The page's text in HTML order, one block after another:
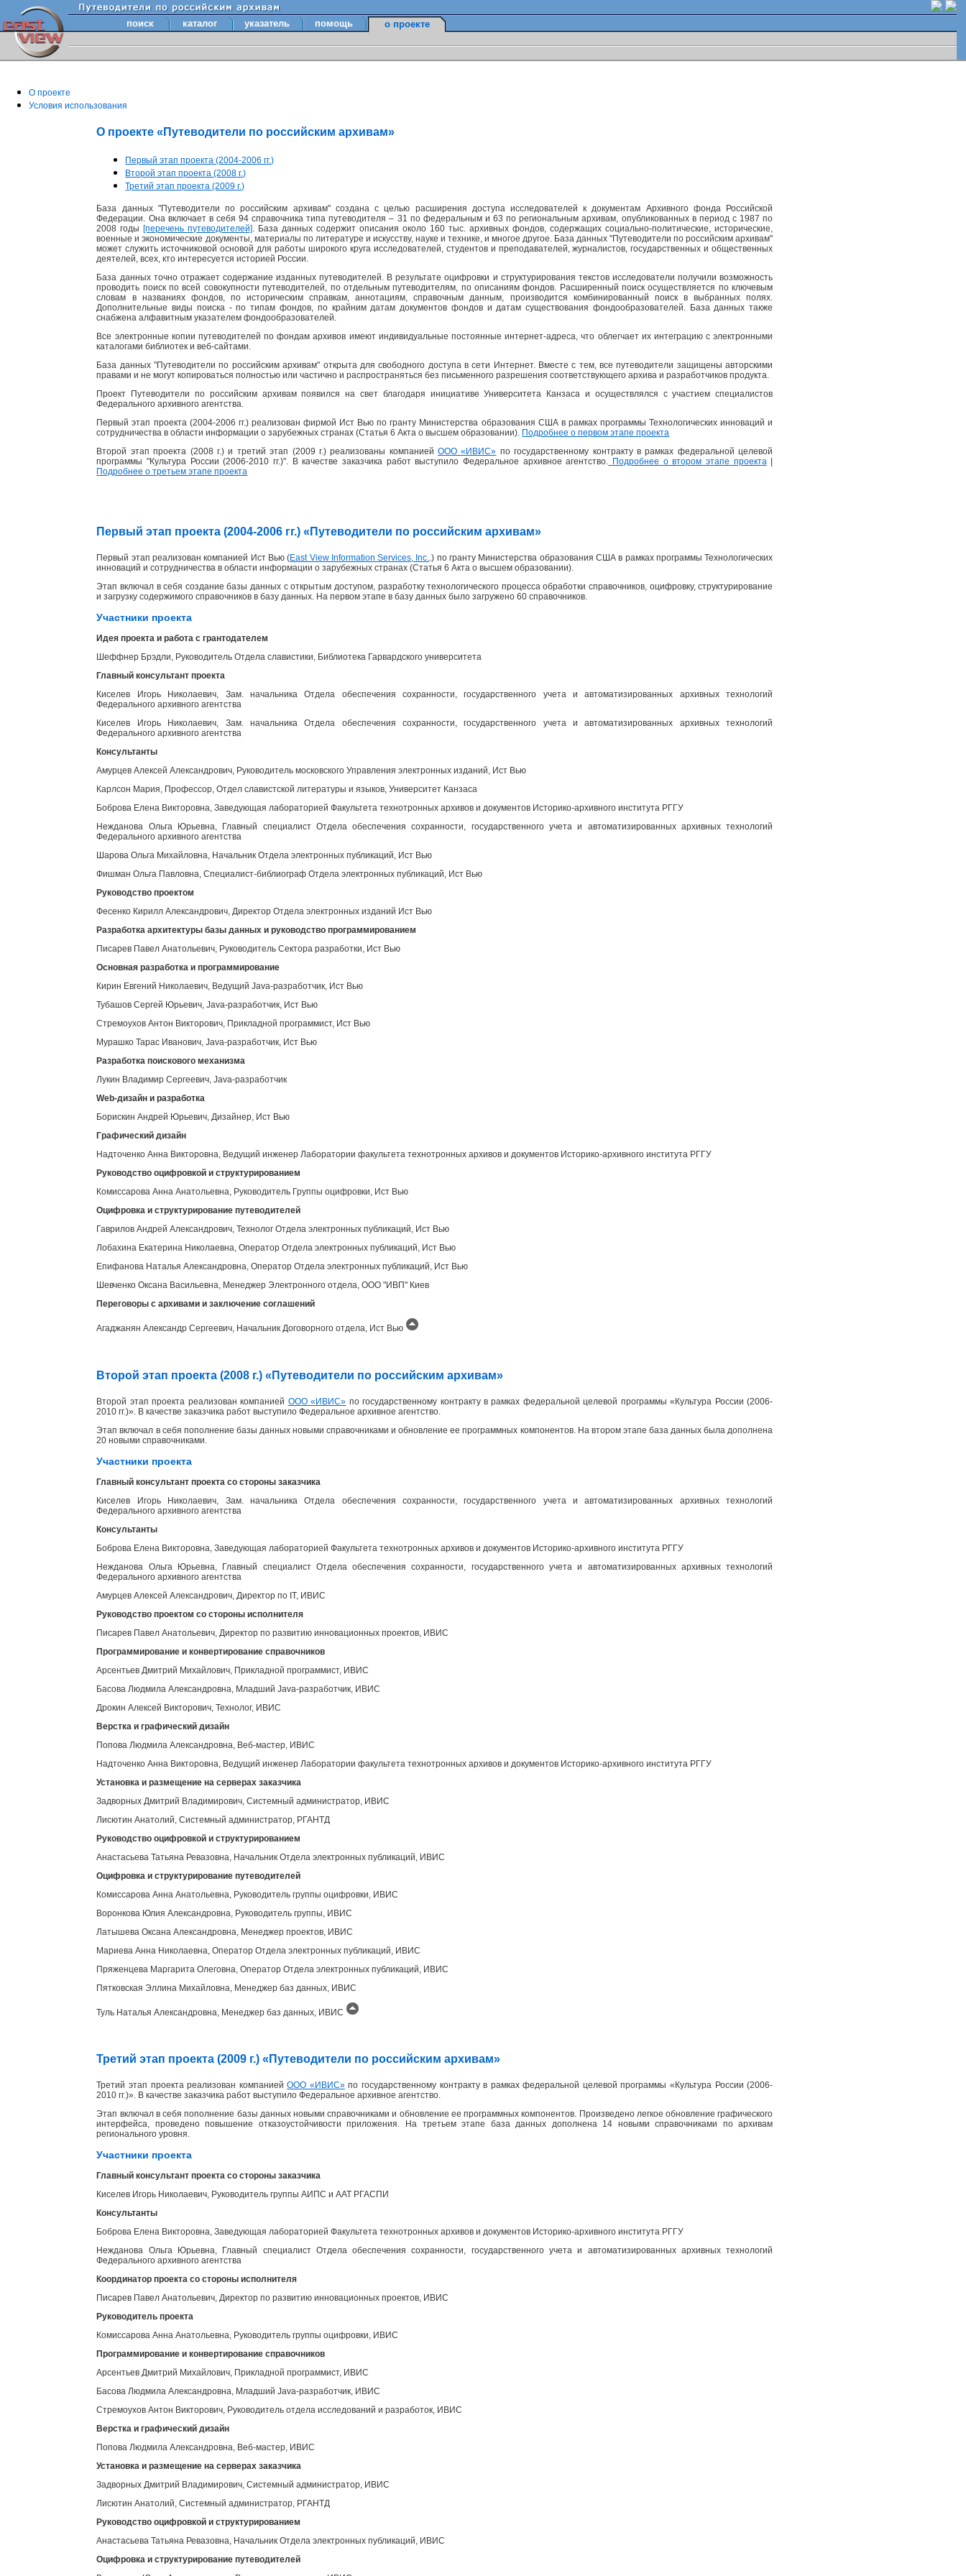
поиск каталог указатель помощь о проекте
О проекте
Условия использования
О проекте «Путеводители по российским архивам»
Первый этап проекта (2004-2006 гг.)
Второй этап проекта (2008 г.)
Третий этап проекта (2009 г.)
База данных "Путеводители по российским архивам" создана с целью расширения доступа исследователей к документам Архивного фонда Российской
Федерации. Она включает в себя 94 справочника типа путеводителя – 31 по федеральным и 63 по региональным архивам, опубликованных в период с 1987 по
2008 годы [перечень путеводителей]. База данных содержит описания около 160 тыс. архивных фондов, содержащих социально-политические, исторические,
военные и экономические документы, материалы по литературе и искусству, науке и технике, и многое другое. База данных "Путеводители по российским архивам"
может служить источниковой основой для работы широкого круга исследователей, студентов и преподавателей, журналистов, государственных и общественных
деятелей, всех, кто интересуется историей России.
База данных точно отражает содержание изданных путеводителей. В результате оцифровки и структурирования текстов исследователи получили возможность
проводить поиск по всей совокупности путеводителей, по отдельным путеводителям, по описаниям фондов. Расширенный поиск осуществляется по ключевым
словам в названиях фондов, по историческим справкам, аннотациям, справочным данным, производится комбинированный поиск в выбранных полях.
Дополнительные виды поиска - по типам фондов, по крайним датам документов фондов и датам существования фондообразователей. База данных также
снабжена алфавитным указателем фондообразователей.
Все электронные копии путеводителей по фондам архивов имеют индивидуальные постоянные интернет-адреса, что облегчает их интеграцию с электронными
каталогами библиотек и веб-сайтами.
База данных "Путеводители по российским архивам" открыта для свободного доступа в сети Интернет. Вместе с тем, все путеводители защищены авторскими
правами и не могут копироваться полностью или частично и распространяться без письменного разрешения соответствующего архива и разработчиков продукта.
Проект Путеводители по российским архивам появился на свет благодаря инициативе Университета Канзаса и осуществлялся с участием специалистов
Федерального архивного агентства.
Первый этап проекта (2004-2006 гг.) реализован фирмой Ист Вью по гранту Министерства образования США в рамках программы Технологических инноваций и
сотрудничества в области информации о зарубежных странах (Статья 6 Акта о высшем образовании). Подробнее о первом этапе проекта
Второй этап проекта (2008 г.) и третий этап (2009 г.) реализованы компаниейООО «ИВИС» по государственному контракту в рамках федеральной целевой
программы "Культура России (2006-2010 гг.)". В качестве заказчика работ выступило Федеральное архивное агентство. Подробнее о втором этапе проекта|
Подробнее о третьем этапе проекта
Первый этап проекта (2004-2006 гг.) «Путеводители по российским архивам»
Первый этап реализован компанией Ист Вью (East View Information Services, Inc. .) по гранту Министерства образования США в рамках программы Технологических
инноваций и сотрудничества в области информации о зарубежных странах (Статья 6 Акта о высшем образовании).
Этап включал в себя создание базы данных с открытым доступом, разработку технологического процесса обработки справочников, оцифровку, структурирование
и загрузку содержимого справочников в базу данных. На первом этапе в базу данных было загружено 60 справочников.
Участники проекта
Идея проекта и работа с грантодателем
Шеффнер Брэдли, Руководитель Отдела славистики, Библиотека Гарвардского университета
Главный консультант проекта
Киселев Игорь Николаевич, Зам. начальника Отдела обеспечения сохранности, государственного учета и автоматизированных архивных технологий
Федерального архивного агентства
Киселев Игорь Николаевич, Зам. начальника Отдела обеспечения сохранности, государственного учета и автоматизированных архивных технологий
Федерального архивного агентства
Консультанты
Амурцев Алексей Александрович, Руководитель московского Управления электронных изданий, Ист Вью
Карлсон Мария, Профессор, Отдел славистской литературы и языков, Университет Канзаса
Боброва Елена Викторовна, Заведующая лабораторией Факультета технотронных архивов и документов Историко-архивного института РГГУ
Нежданова Ольга Юрьевна, Главный специалист Отдела обеспечения сохранности, государственного учета и автоматизированных архивных технологий
Федерального архивного агентства
Шарова Ольга Михайловна, Начальник Отдела электронных публикаций, Ист Вью
Фишман Ольга Павловна, Специалист-библиограф Отдела электронных публикаций, Ист Вью
Руководство проектом
Фесенко Кирилл Александрович, Директор Отдела электронных изданий Ист Вью
Разработка архитектуры базы данных и руководство программированием
Писарев Павел Анатольевич, Руководитель Сектора разработки, Ист Вью
Основная разработка и программирование
Кирин Евгений Николаевич, Ведущий Java-разработчик, Ист Вью
Тубашов Сергей Юрьевич, Java-разработчик, Ист Вью
Стремоухов Антон Викторович, Прикладной программист, Ист Вью
Мурашко Тарас Иванович, Java-разработчик, Ист Вью
Разработка поискового механизма
Лукин Владимир Сергеевич, Java-разработчик
Web-дизайн и разработка
Борискин Андрей Юрьевич, Дизайнер, Ист Вью
Графический дизайн
Надточенко Анна Викторовна, Ведущий инженер Лаборатории факультета технотронных архивов и документов Историко-архивного института РГГУ
Руководство оцифровкой и структурированием
Комиссарова Анна Анатольевна, Руководитель Группы оцифровки, Ист Вью
Оцифровка и структурирование путеводителей
Гаврилов Андрей Александрович, Технолог Отдела электронных публикаций, Ист Вью
Лобахина Екатерина Николаевна, Оператор Отдела электронных публикаций, Ист Вью
Епифанова Наталья Александровна, Оператор Отдела электронных публикаций, Ист Вью
Шевченко Оксана Васильевна, Менеджер Электронного отдела, OOO "ИВП" Киев
Переговоры с архивами и заключение соглашений
Агаджанян Александр Сергеевич, Начальник Договорного отдела, Ист Вью
Второй этап проекта (2008 г.) «Путеводители по российским архивам»
Второй этап проекта реализован компанией ООО «ИВИС» по государственному контракту в рамках федеральной целевой программы «Культура России (2006-
2010 гг.)». В качестве заказчика работ выступило Федеральное архивное агентство.
Этап включал в себя пополнение базы данных новыми справочниками и обновление ее программных компонентов. На втором этапе база данных была дополнена
20 новыми справочниками.
Участники проекта
Главный консультант проекта со стороны заказчика
Киселев Игорь Николаевич, Зам. начальника Отдела обеспечения сохранности, государственного учета и автоматизированных архивных технологий
Федерального архивного агентства
Консультанты
Боброва Елена Викторовна, Заведующая лабораторией Факультета технотронных архивов и документов Историко-архивного института РГГУ
Нежданова Ольга Юрьевна, Главный специалист Отдела обеспечения сохранности, государственного учета и автоматизированных архивных технологий
Федерального архивного агентства
Амурцев Алексей Александрович, Директор по IT, ИВИС
Руководство проектом со стороны исполнителя
Писарев Павел Анатольевич, Директор по развитию инновационных проектов, ИВИС
Программирование и конвертирование справочников
Арсентьев Дмитрий Михайлович, Прикладной программист, ИВИС
Басова Людмила Александровна, Младший Java-разработчик, ИВИС
Дрокин Алексей Викторович, Технолог, ИВИС
Верстка и графический дизайн
Попова Людмила Александровна, Веб-мастер, ИВИС
Надточенко Анна Викторовна, Ведущий инженер Лаборатории факультета технотронных архивов и документов Историко-архивного института РГГУ
Установка и размещение на серверах заказчика
Задворных Дмитрий Владимирович, Системный администратор, ИВИС
Лисютин Анатолий, Системный администратор, РГАНТД
Руководство оцифровкой и структурированием
Анастасьева Татьяна Ревазовна, Начальник Отдела электронных публикаций, ИВИС
Оцифровка и структурирование путеводителей
Комиссарова Анна Анатольевна, Руководитель группы оцифровки, ИВИС
Воронкова Юлия Александровна, Руководитель группы, ИВИС
Латышева Оксана Александровна, Менеджер проектов, ИВИС
Мариева Анна Николаевна, Оператор Отдела электронных публикаций, ИВИС
Пряженцева Маргарита Олеговна, Оператор Отдела электронных публикаций, ИВИС
Пятковская Эллина Михайловна, Менеджер баз данных, ИВИС
Туль Наталья Александровна, Менеджер баз данных, ИВИС
Третий этап проекта (2009 г.) «Путеводители по российским архивам»
Третий этап проекта реализован компаниейООО «ИВИС»по государственному контракту в рамках федеральной целевой программы «Культура России (2006-
2010 гг.)». В качестве заказчика работ выступило Федеральное архивное агентство.
Этап включал в себя пополнение базы данных новыми справочниками и обновление ее программных компонентов. Произведено легкое обновление графического
интерфейса, проведено повышение отказоустойчивости приложения. На третьем этапе база данных дополнена 14 новыми справочниками по архивам
регионального уровня.
Участники проекта
Главный консультант проекта со стороны заказчика
Киселев Игорь Николаевич, Руководитель группы АИПС и ААТ РГАСПИ
Консультанты
Боброва Елена Викторовна, Заведующая лабораторией Факультета технотронных архивов и документов Историко-архивного института РГГУ
Нежданова Ольга Юрьевна, Главный специалист Отдела обеспечения сохранности, государственного учета и автоматизированных архивных технологий
Федерального архивного агентства
Координатор проекта со стороны исполнителя
Писарев Павел Анатольевич, Директор по развитию инновационных проектов, ИВИС
Руководитель проекта
Комиссарова Анна Анатольевна, Руководитель группы оцифровки, ИВИС
Программирование и конвертирование справочников
Арсентьев Дмитрий Михайлович, Прикладной программист, ИВИС
Басова Людмила Александровна, Младший Java-разработчик, ИВИС
Стремоухов Антон Викторович, Руководитель отдела исследований и разработок, ИВИС
Верстка и графический дизайн
Попова Людмила Александровна, Веб-мастер, ИВИС
Установка и размещение на серверах заказчика
Задворных Дмитрий Владимирович, Системный администратор, ИВИС
Лисютин Анатолий, Системный администратор, РГАНТД
Руководство оцифровкой и структурированием
Анастасьева Татьяна Ревазовна, Начальник Отдела электронных публикаций, ИВИС
Оцифровка и структурирование путеводителей